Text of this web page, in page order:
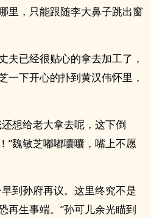
里，只能跟随李大鼻子跳出窗
夫已经很贴心的拿去加工了，
一下开心的扑到黄汉伟怀里，
想给老大拿去呢，这下倒
”魏敏芝嘟嘟囔囔，嘴上不愿
到孙府再议。这里终究不是
再生事端。”孙可儿余光瞄到